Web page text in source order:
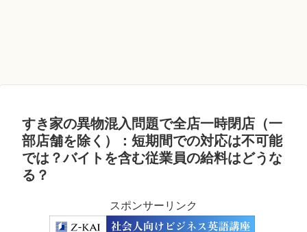
すき家の異物混入問題で全店一時閉店（一
部店舗を除く）：短期間での対応は不可能
では？バイトを含む従業員の給料はどうな
る？
スポンサーリンク